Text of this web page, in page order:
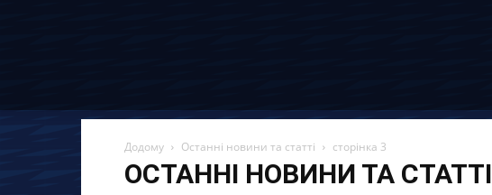
Додому Останні новини та статті сторінка 3
ОСТАННІ НОВИНИ ТА СТАТТІ